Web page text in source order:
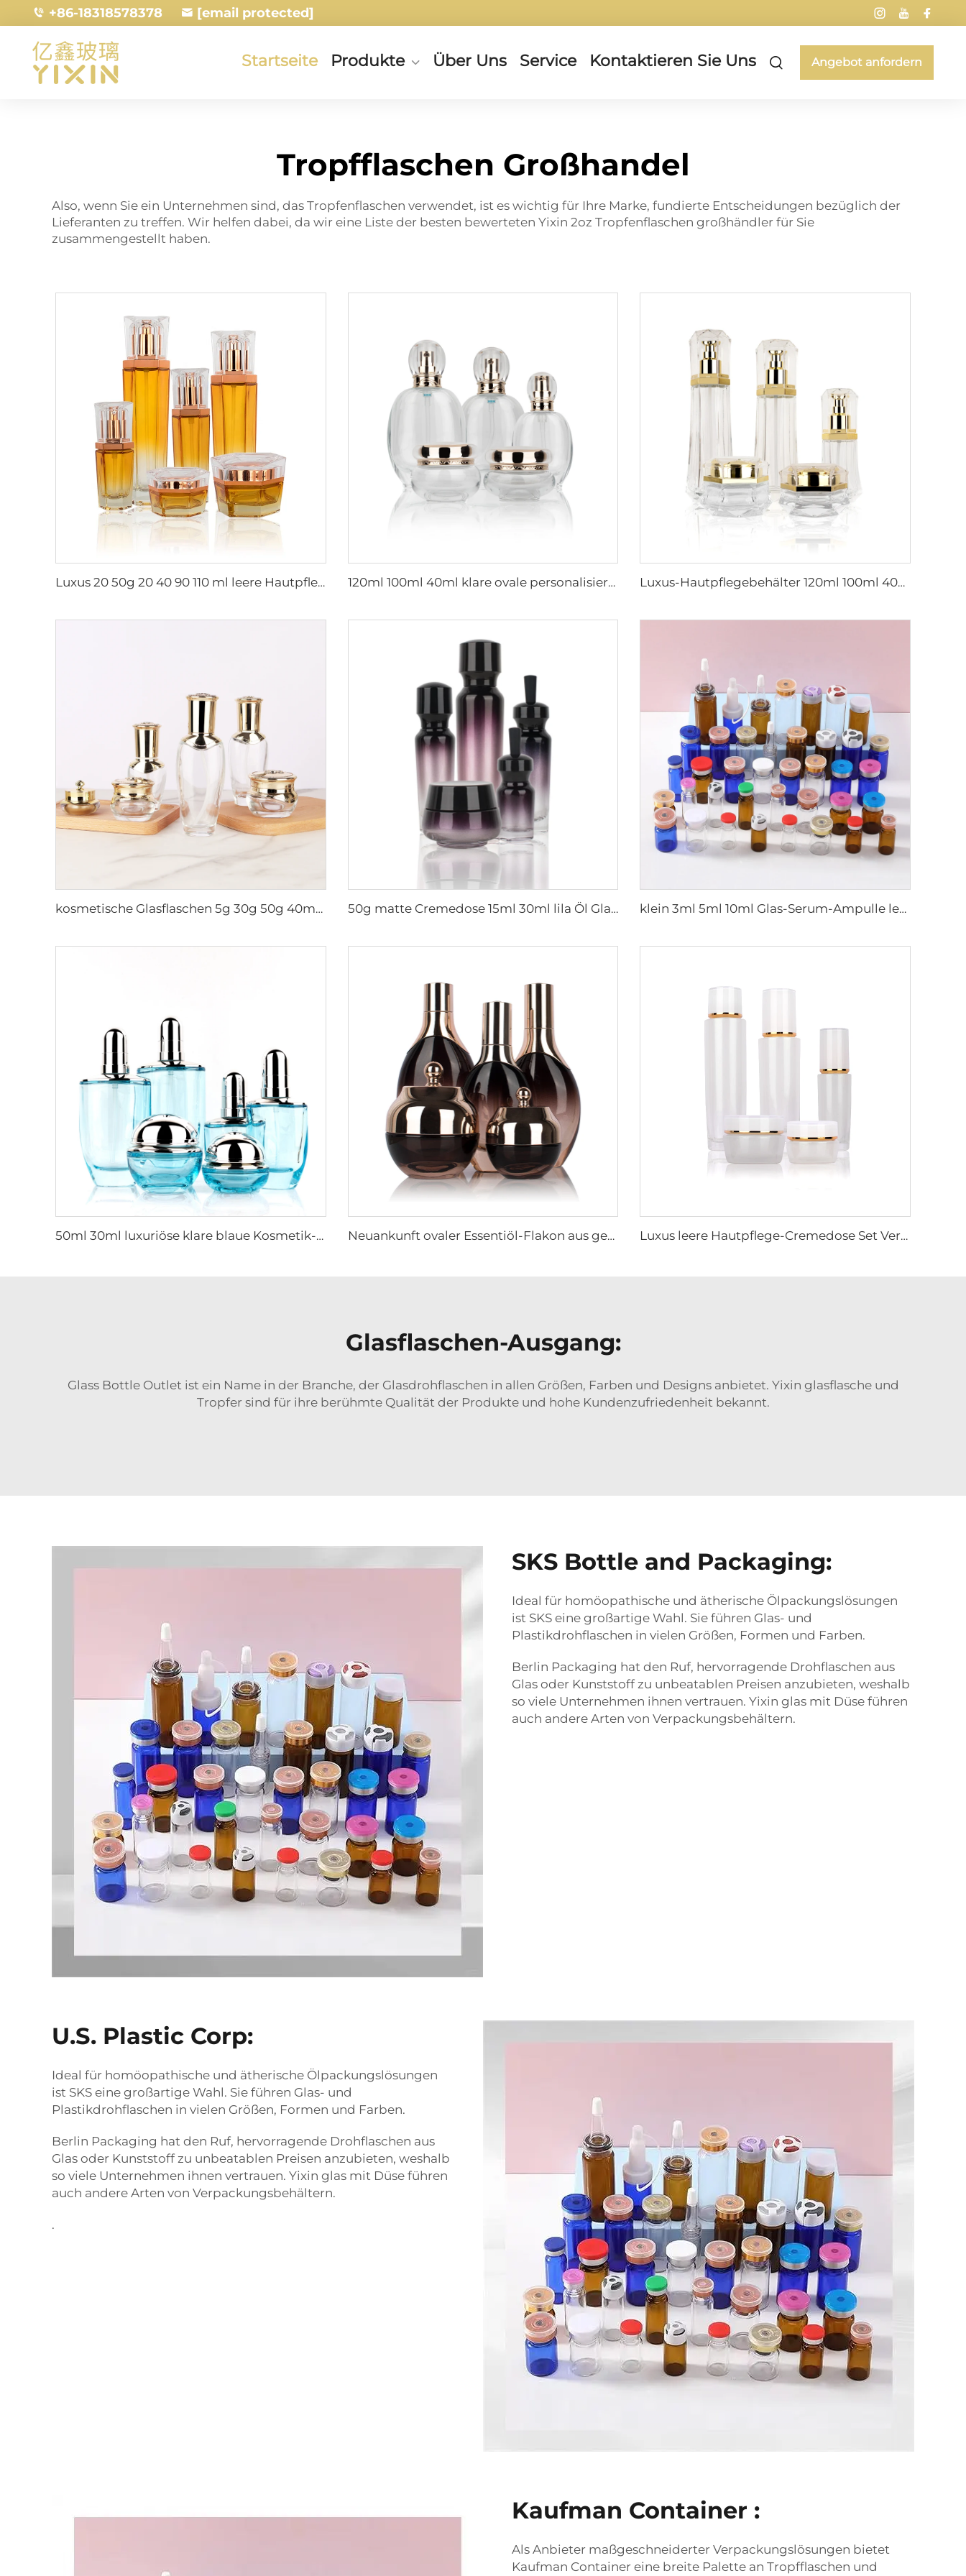
+86-18318578378 [email protected]
Startseite Produkte Über Uns Service Kontaktieren Sie Uns Angebot anfordern
Tropfflaschen Großhandel
Also, wenn Sie ein Unternehmen sind, das Tropfenflaschen verwendet, ist es wichtig für Ihre Marke, fundierte Entscheidungen bezüglich der
Lieferanten zu treffen. Wir helfen dabei, da wir eine Liste der besten bewerteten Yixin 2oz Tropfenflaschen großhändler für Sie
zusammengestellt haben.
Luxus 20 50g 20 40 90 110 ml leere Hautpflege-Lotion-Creme-Glas-Spray-Sechseck-Kosmetikflasche-Verpackung mit Pumpe 120ml 100ml 40ml klare ovale personalisierte leere Luxuskosmetik-Gesichtscreme-Dose Hautpflege-Flaschen-Sets Verpackung Luxus-Hautpflegebehälter 120ml 100ml 40ml 50g 20g leere gefrorene Tonerflasche klare Glasflasche mit Pumpe
kosmetische Glasflaschen 5g 30g 50g 40ml 100ml 120ml Glasdose mit Deckel Flaschenlieferanten Kosmetikcreme Glasflaschen und -dosen 50g matte Cremedose 15ml 30ml lila Öl Glas Tropfenflasche 100ml 50ml geschliffene Glas Sprühflasche klein 3ml 5ml 10ml Glas-Serum-Ampulle leere Flasche für medizinische Verwendung mit Gummistopfen
50ml 30ml luxuriöse klare blaue Kosmetik-Gesichtslotions-Creme-Glasflasche -Dose Verpackungssatz mit Pumpe Neuankunft ovaler Essentiöl-Flakon aus gefrorenem Glas Gesichtsöl-Serum-Verpackung Sprühflasche Cremedose Glasset Luxus leere Hautpflege-Cremedose Set Verpackung 120ml 100ml 40ml Glas Kosmetik-Pump-Sprayflasche
Glasflaschen-Ausgang:
Glass Bottle Outlet ist ein Name in der Branche, der Glasdrohflaschen in allen Größen, Farben und Designs anbietet. Yixin glasflasche und
Tropfer sind für ihre berühmte Qualität der Produkte und hohe Kundenzufriedenheit bekannt.
SKS Bottle and Packaging:
Ideal für homöopathische und ätherische Ölpackungslösungen
ist SKS eine großartige Wahl. Sie führen Glas- und
Plastikdrohflaschen in vielen Größen, Formen und Farben.
Berlin Packaging hat den Ruf, hervorragende Drohflaschen aus
Glas oder Kunststoff zu unbeatablen Preisen anzubieten, weshalb
so viele Unternehmen ihnen vertrauen. Yixin glas mit Düse führen
auch andere Arten von Verpackungsbehältern.
U.S. Plastic Corp:
Ideal für homöopathische und ätherische Ölpackungslösungen
ist SKS eine großartige Wahl. Sie führen Glas- und
Plastikdrohflaschen in vielen Größen, Formen und Farben.
Berlin Packaging hat den Ruf, hervorragende Drohflaschen aus
Glas oder Kunststoff zu unbeatablen Preisen anzubieten, weshalb
so viele Unternehmen ihnen vertrauen. Yixin glas mit Düse führen
auch andere Arten von Verpackungsbehältern.
.
Kaufman Container :
Als Anbieter maßgeschneiderter Verpackungslösungen bietet
Kaufman Container eine breite Palette an Tropfflaschen und